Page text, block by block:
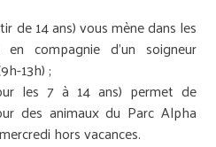
de 14 ans) vous mène dans les
compagnie d’un soigneur
13h) ;
les 7 à 14 ans) permet de
des animaux du Parc Alpha
hors vacances.